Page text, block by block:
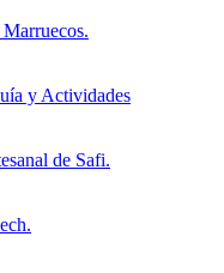
y Actividades
de Safi.